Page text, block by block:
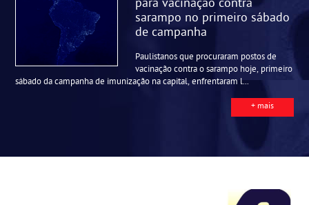
para vacinação contra
sarampo no primeiro sábado
de campanha
Paulistanos que procuraram postos de
vacinação contra o sarampo hoje, primeiro
sábado da campanha de imunização na capital, enfrentaram l...
+ mais